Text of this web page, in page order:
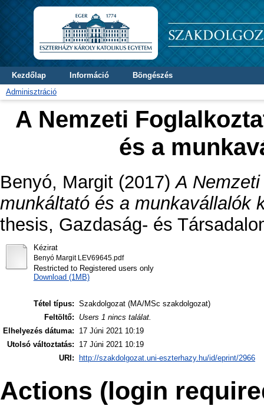
Kezdőlap Információ
Böngészés
Adminisztráció
A Nemzeti
és a
Benyó, Margit (2017)A
munkáltató és a munkavállalók
thesis, Gazdaság- és
Kézirat
Benyó Margit LEV69645.pdf
Restricted to Registered users only
Download (1MB)
Tétel típus: Szakdolgozat (MA/MSc szakdolgozat)
Feltöltő:
Users 1 nincs találat.
Elhelyezés dátuma:
17 Júni 2021 10:19
Utolsó változtatás:
17 Júni 2021 10:19
URI:
http://szakdolgozat.uni-eszterhazy.hu/id/eprint/2966
Actions (login